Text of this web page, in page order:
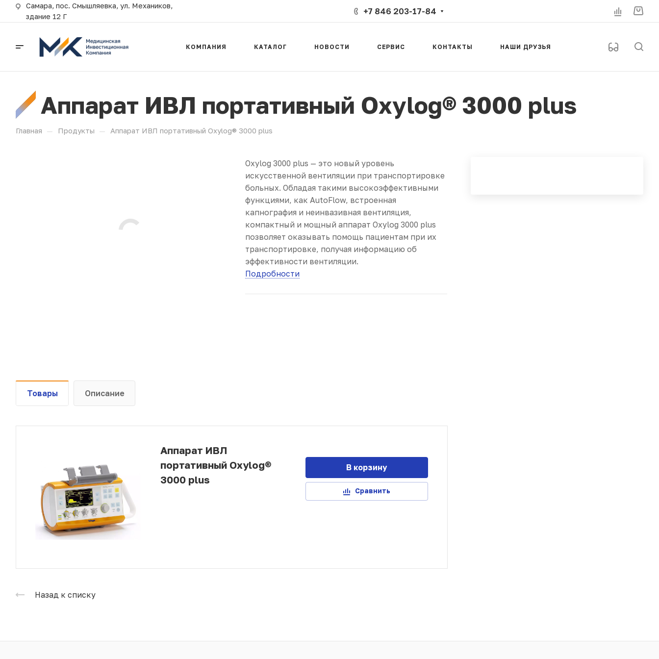
Самара, пос. Смышляевка, ул. Механиков,
здание 12 Г
+7 846 203-17-84
КОМПАНИЯ КАТАЛОГ НОВОСТИ СЕРВИС КОНТАКТЫ НАШИ ДРУЗЬЯ
Аппарат ИВЛ портативный Oxylog® 3000 plus
Главная — Продукты — Аппарат ИВЛ портативный Oxylog® 3000 plus
Oxylog 3000 plus — это новый уровень
искусственной вентиляции при транспортировке
больных. Обладая такими высокоэффективными
функциями, как AutoFlow, встроенная
капнография и неинвазивная вентиляция,
компактный и мощный аппарат Oxylog 3000 plus
позволяет оказывать помощь пациентам при их
транспортировке, получая информацию об
эффективности вентиляции.
Подробности
Товары Описание
Аппарат ИВЛ
портативный Oxylog®
3000 plus
В корзину
Сравнить
Назад к списку